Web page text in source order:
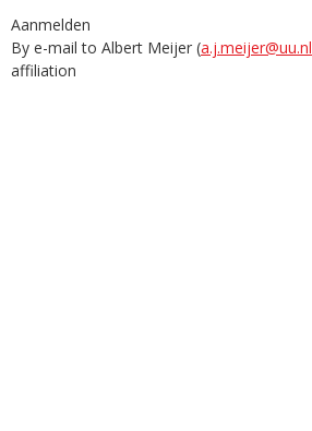
Aanmelden
By e-mail to Albert Meijer (a.j.meijer@uu.nl
affiliation